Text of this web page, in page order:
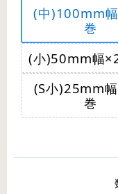
(中)100mm
巻
(小)50mm幅
(S小)25mm
巻